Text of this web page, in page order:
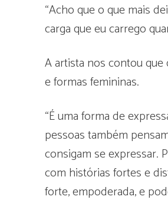
“Acho que o que mais
carga que eu carrego
A artista nos contou
e formas femininas.
“É uma forma de
pessoas também
consigam se expressar.
com histórias fortes e
forte, empoderada, e